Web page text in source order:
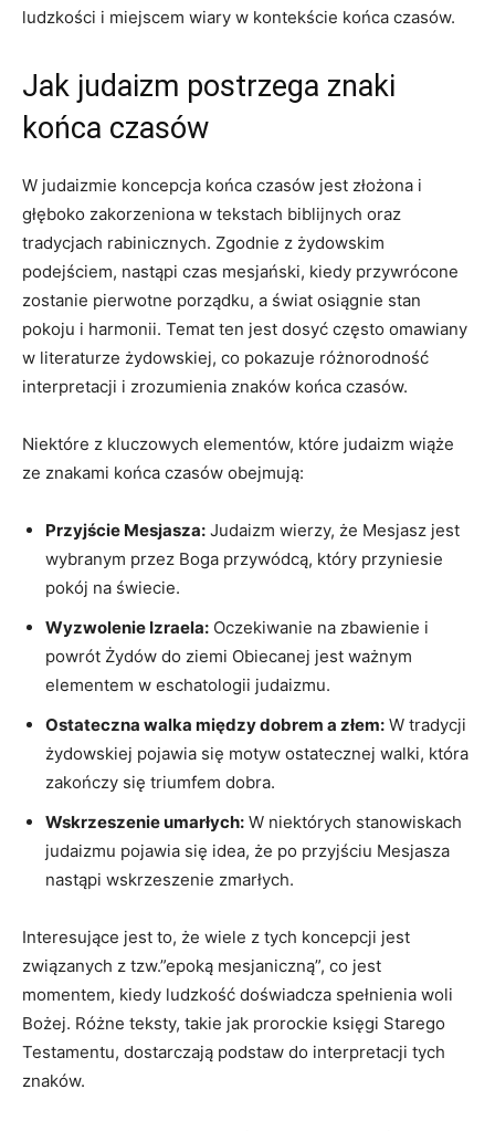
ludzkości i miejscem⁢ wiary w kontekście końca czasów.
Jak judaizm postrzega znaki
końca czasów
W judaizmie koncepcja końca czasów jest złożona i
głęboko zakorzeniona w tekstach biblijnych oraz
tradycjach ⁢rabinicznych. Zgodnie z żydowskim​
podejściem, nastąpi‌ czas ⁢mesjański, kiedy‍ przywrócone
zostanie pierwotne porządku, a świat osiągnie ‌stan
pokoju i harmonii. Temat ‍ten jest dosyć często omawiany
w⁣ literaturze żydowskiej, ‌co ⁣pokazuje‍ różnorodność
interpretacji i zrozumienia ‍znaków końca czasów.
Niektóre z kluczowych ​elementów, które ⁤judaizm⁣ wiąże
ze znakami⁤ końca ⁢czasów obejmują:
Przyjście Mesjasza: Judaizm wierzy, że Mesjasz jest
⁢wybranym przez Boga przywódcą, który przyniesie
pokój na świecie.
Wyzwolenie ⁢Izraela: ⁣Oczekiwanie na zbawienie i⁣
powrót Żydów⁤ do ziemi ⁢Obiecanej jest ważnym
elementem w eschatologii⁣ judaizmu.
Ostateczna walka między dobrem a⁢ złem: W ‍tradycji
żydowskiej⁤ pojawia się motyw ostatecznej walki, która
zakończy się triumfem‍ dobra.
Wskrzeszenie umarłych: W niektórych stanowiskach⁣
judaizmu pojawia ⁢się idea,​ że po przyjściu Mesjasza
⁣nastąpi wskrzeszenie‍ zmarłych.
Interesujące jest to, że wiele z ⁣tych koncepcji⁤ jest‌
związanych z tzw.”epoką mesjaniczną”, co jest
momentem,⁤ kiedy ludzkość doświadcza ⁢spełnienia woli
Bożej. Różne⁣ teksty,‍ takie⁢ jak prorockie‌ księgi Starego
Testamentu, dostarczają podstaw​ do ​interpretacji ‍tych
znaków.